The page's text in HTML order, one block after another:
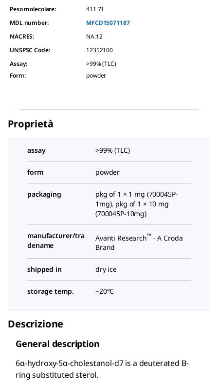
Peso molecolare:
411.71
MDL number:
MFCD15071187
NACRES:
NA.12
UNSPSC Code:
12352100
Assay:
>99% (TLC)
Form: powder
Proprietà
assay >99% (TLC)
form powder
packaging
pkg of 1 × 1 mg (700045P-
1mg), pkg of 1 × 10 mg
(700045P-10mg)
manufacturer/tra
dename
Avanti Research™- A Croda
Brand
shipped in dry ice
storage temp. −20°C
Descrizione
General description
6α-hydroxy-5α-cholestanol-d7 is a deuterated B-
ring substituted sterol.